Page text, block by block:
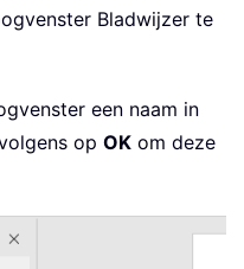
Bladwijzer te
een naam in
op OK om deze